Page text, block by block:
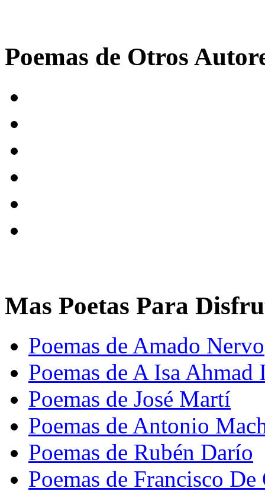
Poemas de Otros
Mas Poetas Para
Poemas de Amado Nervo
Poemas de A Isa
Poemas de José Martí
Poemas de Antonio
Poemas de Rubén Darío
Poemas de Francisco De